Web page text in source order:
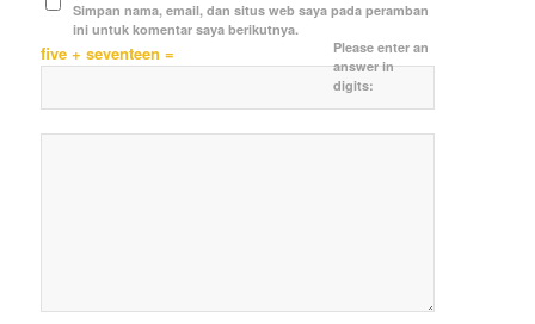
Simpan nama, email, dan situs web saya pada peramban
ini untuk komentar saya berikutnya.
Please enter an
answer in
digits:
five + seventeen =